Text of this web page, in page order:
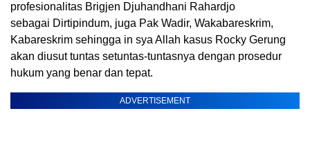
profesionalitas Brigjen Djuhandhani Rahardjo
sebagai Dirtipindum, juga Pak Wadir, Wakabareskrim,
Kabareskrim sehingga in sya Allah kasus Rocky Gerung
akan diusut tuntas setuntas-tuntasnya dengan prosedur
hukum yang benar dan tepat.
ADVERTISEMENT